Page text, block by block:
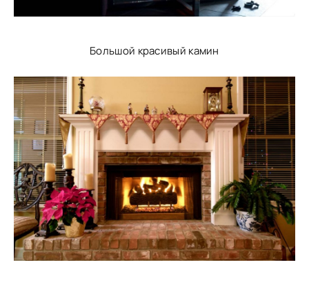
Большой красивый камин